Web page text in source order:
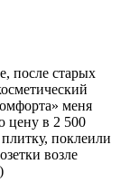
после старых
меня
цену в 2 500
поклеили
возле